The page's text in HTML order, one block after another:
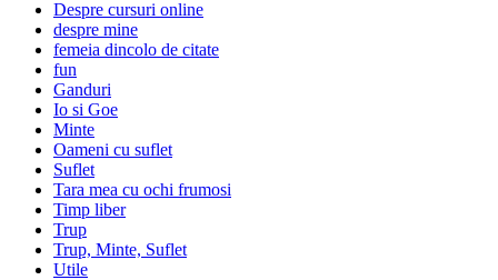
Despre cursuri online
despre mine
femeia dincolo de citate
fun
Ganduri
Io si Goe
Minte
Oameni cu suflet
Suflet
Tara mea cu ochi frumosi
Timp liber
Trup
Trup, Minte, Suflet
Utile